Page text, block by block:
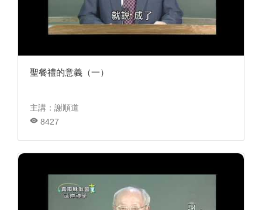
聖餐禮的意義（一）
主講：謝順道
8427